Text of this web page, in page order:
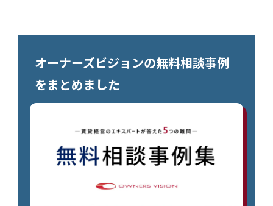
オーナーズビジョンの無料相談事例
をまとめました